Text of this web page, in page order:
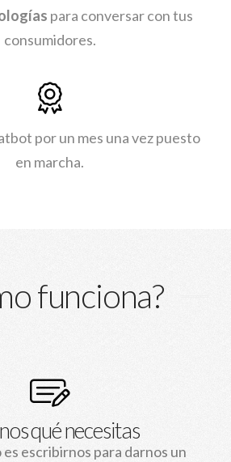
para conversar con tus
consumidores.
por un mes una vez puesto
en marcha.
funciona?
qué necesitas
es escribirnos para darnos un